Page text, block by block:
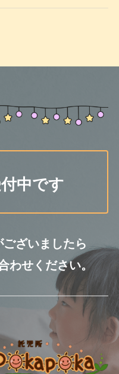
中です
ざいましたら
わせください。